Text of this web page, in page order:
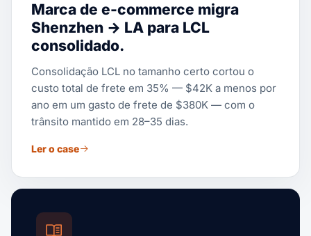
Marca de e-commerce migra
Shenzhen → LA para LCL
consolidado.
Consolidação LCL no tamanho certo cortou o
custo total de frete em 35% — $42K a menos por
ano em um gasto de frete de $380K — com o
trânsito mantido em 28–35 dias.
Ler o case